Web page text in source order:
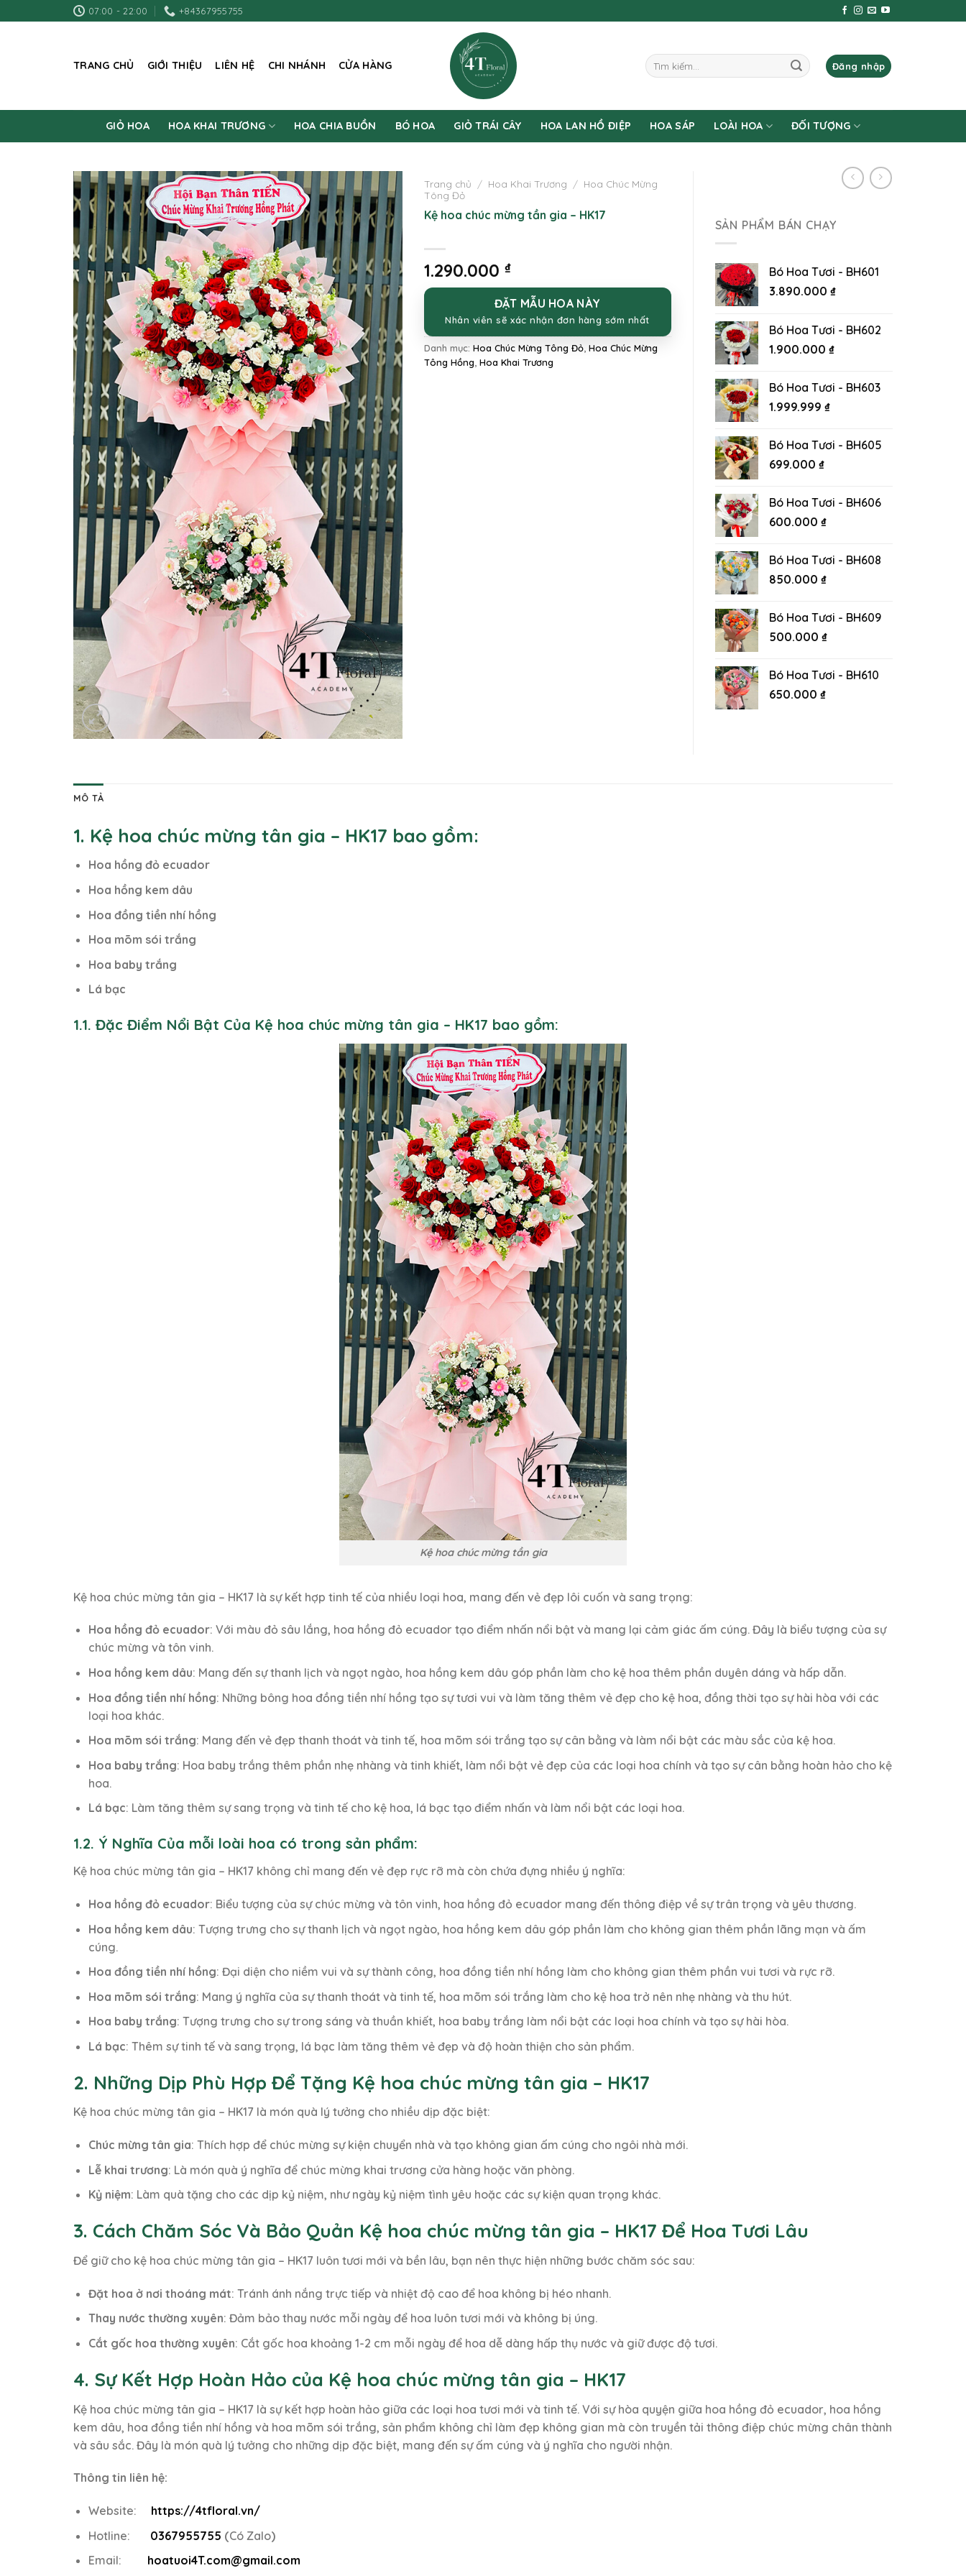
to
07:00 - 22:00 +84367955755
TRANG CHỦ GIỚI THIỆU LIÊN HỆ CHI NHÁNH CỬA HÀNG
Tìm
kiếm:
Đăng nhập
GIỎ HOA HOA KHAI TRƯƠNG HOA CHIA BUỒN BÓ HOA GIỎ TRÁI CÂY HOA LAN HỒ ĐIỆP HOA SÁP LOÀI HOA ĐỐI TƯỢNG
Trang chủ / Hoa Khai Trương / Hoa Chúc Mừng
Tông Đỏ
Kệ hoa chúc mừng tần gia – HK17
1.290.000 ₫
ĐẶT MẪU HOA NÀY
Nhân viên sẽ xác nhận đơn hàng sớm nhất
Danh mục: Hoa Chúc Mừng Tông Đỏ, Hoa Chúc Mừng
Tông Hồng Hoa Khai Trương
SẢN PHẨM BÁN CHẠY
Bó Hoa Tươi - BH601
3.890.000 ₫
Bó Hoa Tươi - BH602
1.900.000 ₫
Bó Hoa Tươi - BH603
1.999.999 ₫
Bó Hoa Tươi - BH605
699.000 ₫
Bó Hoa Tươi - BH606
600.000 ₫
Bó Hoa Tươi - BH608
850.000 ₫
Bó Hoa Tươi - BH609
500.000 ₫
Bó Hoa Tươi - BH610
650.000 ₫
MÔ TẢ
1. Kệ hoa chúc mừng tân gia – HK17 bao gồm:
Hoa hồng đỏ ecuador
Hoa hồng kem dâu
Hoa đồng tiền nhí hồng
Hoa mõm sói trắng
Hoa baby trắng
Lá bạc
1.1. Đặc Điểm Nổi Bật Của Kệ hoa chúc mừng tân gia – HK17 bao gồm:
Kệ hoa chúc mừng tần gia
Kệ hoa chúc mừng tân gia – HK17 là sự kết hợp tinh tế của nhiều loại hoa, mang đến vẻ đẹp lôi cuốn và sang trọng:
Hoa hồng đỏ ecuador: Với màu đỏ sâu lắng, hoa hồng đỏ ecuador tạo điểm nhấn nổi bật và mang lại cảm giác ấm cúng. Đây là biểu tượng của sự
chúc mừng và tôn vinh.
Hoa hồng kem dâu: Mang đến sự thanh lịch và ngọt ngào, hoa hồng kem dâu góp phần làm cho kệ hoa thêm phần duyên dáng và hấp dẫn.
Hoa đồng tiền nhí hồng: Những bông hoa đồng tiền nhí hồng tạo sự tươi vui và làm tăng thêm vẻ đẹp cho kệ hoa, đồng thời tạo sự hài hòa với các
loại hoa khác.
Hoa mõm sói trắng: Mang đến vẻ đẹp thanh thoát và tinh tế, hoa mõm sói trắng tạo sự cân bằng và làm nổi bật các màu sắc của kệ hoa.
Hoa baby trắng: Hoa baby trắng thêm phần nhẹ nhàng và tinh khiết, làm nổi bật vẻ đẹp của các loại hoa chính và tạo sự cân bằng hoàn hảo cho kệ
hoa.
Lá bạc: Làm tăng thêm sự sang trọng và tinh tế cho kệ hoa, lá bạc tạo điểm nhấn và làm nổi bật các loại hoa.
1.2. Ý Nghĩa Của mỗi loài hoa có trong sản phẩm:
Kệ hoa chúc mừng tân gia – HK17 không chỉ mang đến vẻ đẹp rực rỡ mà còn chứa đựng nhiều ý nghĩa:
Hoa hồng đỏ ecuador: Biểu tượng của sự chúc mừng và tôn vinh, hoa hồng đỏ ecuador mang đến thông điệp về sự trân trọng và yêu thương.
Hoa hồng kem dâu: Tượng trưng cho sự thanh lịch và ngọt ngào, hoa hồng kem dâu góp phần làm cho không gian thêm phần lãng mạn và ấm
cúng.
Hoa đồng tiền nhí hồng: Đại diện cho niềm vui và sự thành công, hoa đồng tiền nhí hồng làm cho không gian thêm phần vui tươi và rực rỡ.
Hoa mõm sói trắng: Mang ý nghĩa của sự thanh thoát và tinh tế, hoa mõm sói trắng làm cho kệ hoa trở nên nhẹ nhàng và thu hút.
Hoa baby trắng: Tượng trưng cho sự trong sáng và thuần khiết, hoa baby trắng làm nổi bật các loại hoa chính và tạo sự hài hòa.
Lá bạc: Thêm sự tinh tế và sang trọng, lá bạc làm tăng thêm vẻ đẹp và độ hoàn thiện cho sản phẩm.
2. Những Dịp Phù Hợp Để Tặng Kệ hoa chúc mừng tân gia – HK17
Kệ hoa chúc mừng tân gia – HK17 là món quà lý tưởng cho nhiều dịp đặc biệt:
Chúc mừng tân gia: Thích hợp để chúc mừng sự kiện chuyển nhà và tạo không gian ấm cúng cho ngôi nhà mới.
Lễ khai trương: Là món quà ý nghĩa để chúc mừng khai trương cửa hàng hoặc văn phòng.
Kỷ niệm: Làm quà tặng cho các dịp kỷ niệm, như ngày kỷ niệm tình yêu hoặc các sự kiện quan trọng khác.
3. Cách Chăm Sóc Và Bảo Quản Kệ hoa chúc mừng tân gia – HK17 Để Hoa Tươi Lâu
Để giữ cho kệ hoa chúc mừng tân gia – HK17 luôn tươi mới và bền lâu, bạn nên thực hiện những bước chăm sóc sau:
Đặt hoa ở nơi thoáng mát: Tránh ánh nắng trực tiếp và nhiệt độ cao để hoa không bị héo nhanh.
Thay nước thường xuyên: Đảm bảo thay nước mỗi ngày để hoa luôn tươi mới và không bị úng.
Cắt gốc hoa thường xuyên: Cắt gốc hoa khoảng 1-2 cm mỗi ngày để hoa dễ dàng hấp thụ nước và giữ được độ tươi.
4. Sự Kết Hợp Hoàn Hảo của Kệ hoa chúc mừng tân gia – HK17
Kệ hoa chúc mừng tân gia – HK17 là sự kết hợp hoàn hảo giữa các loại hoa tươi mới và tinh tế. Với sự hòa quyện giữa hoa hồng đỏ ecuador, hoa hồng
kem dâu, hoa đồng tiền nhí hồng và hoa mõm sói trắng, sản phẩm không chỉ làm đẹp không gian mà còn truyền tải thông điệp chúc mừng chân thành
và sâu sắc. Đây là món quà lý tưởng cho những dịp đặc biệt, mang đến sự ấm cúng và ý nghĩa cho người nhận.
Thông tin liên hệ:
Website:
https://4tfloral.vn/
Hotline:
0367955755 (Có Zalo)
Email:
hoatuoi4T.com@gmail.com